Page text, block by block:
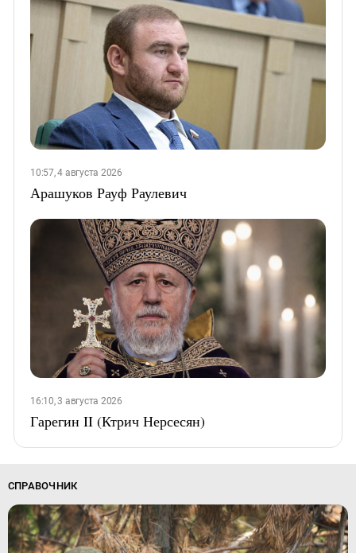
10:57, 4 августа 2026
Арашуков Рауф Раулевич
16:10, 3 августа 2026
Гарегин II (Ктрич Нерсесян)
СПРАВОЧНИК